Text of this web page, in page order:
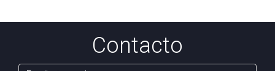
Pueden ofrecer asesoramiento experto sobre el
mercado local.
Tienen habilidades para mediar en conflictos
familiares.
Contacto